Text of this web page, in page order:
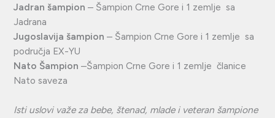
Jadran šampion – Šampion Crne Gore i 1 zemlje sa
Jadrana
Jugoslavija šampion – Šampion Crne Gore i 1 zemlje sa
područja EX-YU
Nato Šampion –Šampion Crne Gore i 1 zemlje članice
Nato saveza
Isti uslovi važe za bebe, štenad, mlade i veteran šampione